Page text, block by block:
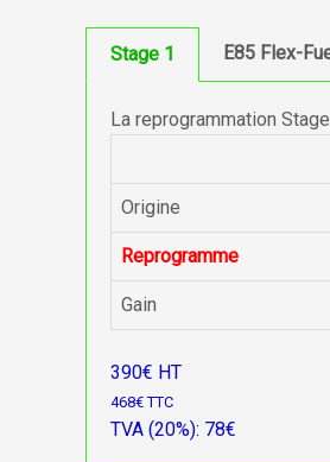
Stage 1 E85 Flex-
La reprogrammation
Origine
Reprogramme
Gain
390€ HT
468€ TTC
TVA (20%): 78€